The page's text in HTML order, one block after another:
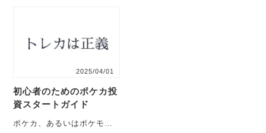
2025/04/01
初心者のためのポケカ投
資スタートガイド
ポケカ、あるいはポケモン